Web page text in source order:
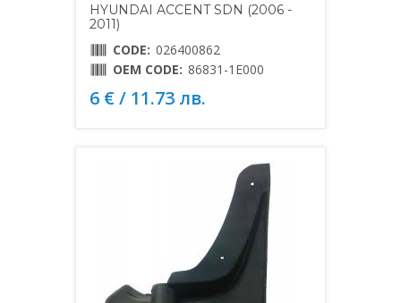
HYUNDAI ACCENT SDN (2006 -
2011)
CODE: 026400862
OEM CODE: 86831-1E000
6 € / 11.73 лв.